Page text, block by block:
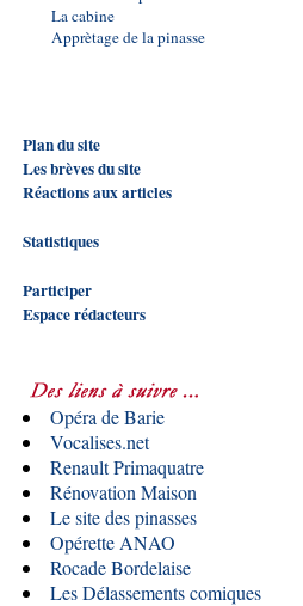
La cabine
Apprètage de la pinasse
Plan du site
Les brèves du site
Réactions aux articles
Statistiques
Participer
Espace rédacteurs
Opéra de Barie
Vocalises.net
Renault Primaquatre
Rénovation Maison
Le site des pinasses
Opérette ANAO
Rocade Bordelaise
Les Délassements comiques